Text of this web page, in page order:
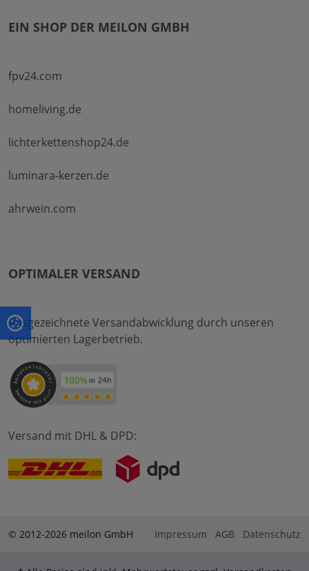
EIN SHOP DER MEILON GMBH
fpv24.com
homeliving.de
lichterkettenshop24.de
luminara-kerzen.de
ahrwein.com
OPTIMALER VERSAND
Ausgezeichnete Versandabwicklung durch unseren
optimierten Lagerbetrieb.
Versand mit DHL & DPD:
© 2012-2026 meilon GmbH Impressum AGB Datenschutz